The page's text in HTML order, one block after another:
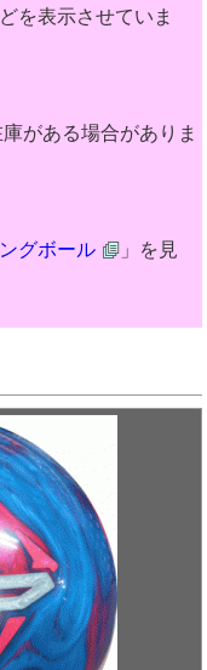
を表示させていま
庫がある場合がありま
グボール
」を見